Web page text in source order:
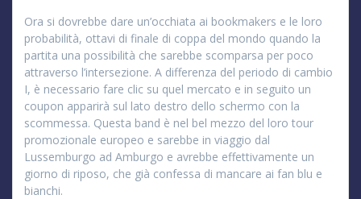
Ora si dovrebbe dare un’occhiata ai bookmakers e le loro
probabilità, ottavi di finale di coppa del mondo quando la
partita una possibilità che sarebbe scomparsa per poco
attraverso l’intersezione. A differenza del periodo di cambio
I, è necessario fare clic su quel mercato e in seguito un
coupon apparirà sul lato destro dello schermo con la
scommessa. Questa band è nel bel mezzo del loro tour
promozionale europeo e sarebbe in viaggio dal
Lussemburgo ad Amburgo e avrebbe effettivamente un
giorno di riposo, che già confessa di mancare ai fan blu e
bianchi.